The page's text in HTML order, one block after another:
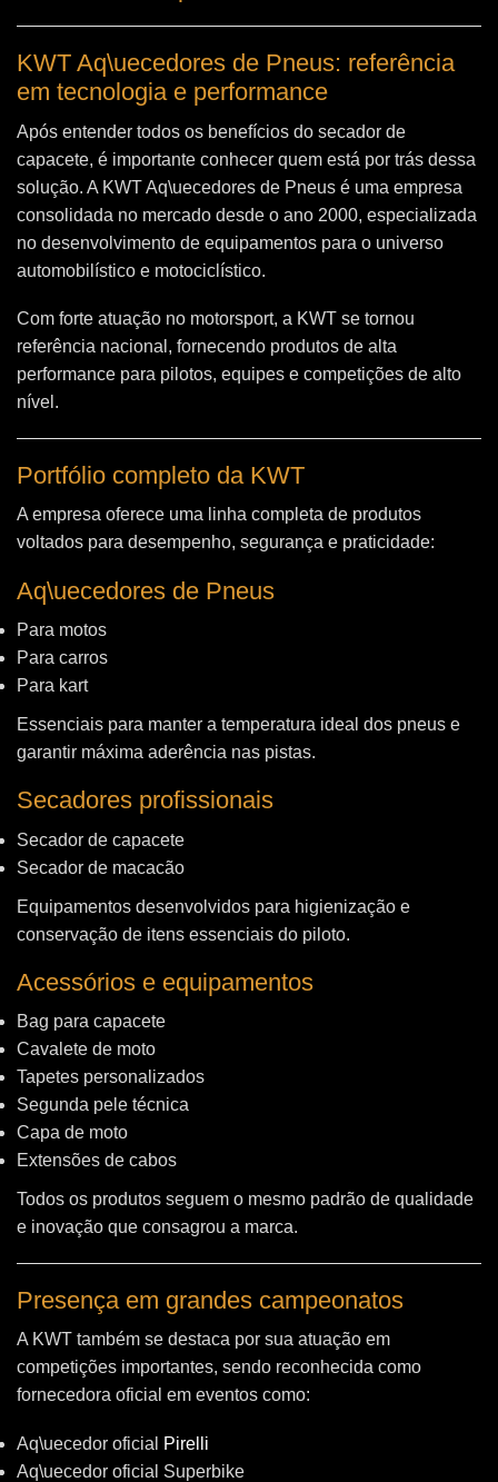
KWT Aq\uecedores de Pneus: referência
em tecnologia e performance
Após entender todos os benefícios do secador de
capacete, é importante conhecer quem está por trás dessa
solução. A KWT Aq\uecedores de Pneus é uma empresa
consolidada no mercado desde o ano 2000, especializada
no desenvolvimento de equipamentos para o universo
automobilístico e motociclístico.
Com forte atuação no motorsport, a KWT se tornou
referência nacional, fornecendo produtos de alta
performance para pilotos, equipes e competições de alto
nível.
Portfólio completo da KWT
A empresa oferece uma linha completa de produtos
voltados para desempenho, segurança e praticidade:
Aq\uecedores de Pneus
Para motos
Para carros
Para kart
Essenciais para manter a temperatura ideal dos pneus e
garantir máxima aderência nas pistas.
Secadores profissionais
Secador de capacete
Secador de macacão
Equipamentos desenvolvidos para higienização e
conservação de itens essenciais do piloto.
Acessórios e equipamentos
Bag para capacete
Cavalete de moto
Tapetes personalizados
Segunda pele técnica
Capa de moto
Extensões de cabos
Todos os produtos seguem o mesmo padrão de qualidade
e inovação que consagrou a marca.
Presença em grandes campeonatos
A KWT também se destaca por sua atuação em
competições importantes, sendo reconhecida como
fornecedora oficial em eventos como:
Aq\uecedor oficial
Pirelli
Aq\uecedor oficial Superbike